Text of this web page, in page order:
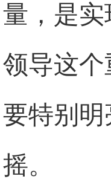
量，是
领导这
要特别
摇。